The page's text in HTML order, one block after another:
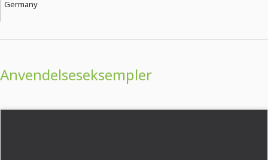
Germany
Anvendelseseksempler